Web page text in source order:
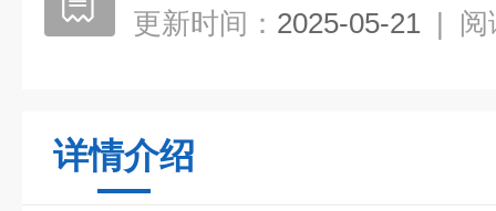
更新时间： 2025-05-21 | 阅
详情介绍